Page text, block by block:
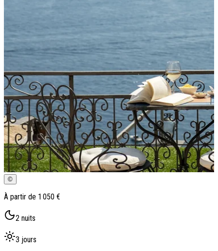
Pourquoi voyager avec nous ?
Tourisme responsable
Nos brochures
Contactez-nous
Satisfaction client
Rejoignez-nous
©
À partir de 1 050 €
2 nuits
3 jours